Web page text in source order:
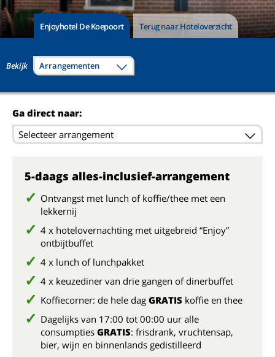
Enjoyhotel De Koepoort Terug naar Hoteloverzicht
Bekijk Arrangementen
Ga direct naar:
Selecteer arrangement
5-daags alles-inclusief-arrangement
Ontvangst met lunch of koffie/thee met een
lekkernij
4 x hotelovernachting met uitgebreid “Enjoy”
ontbijtbuffet
4 x lunch of lunchpakket
4 x keuzediner van drie gangen of dinerbuffet
Koffiecorner: de hele dag GRATIS koffie en thee
Dagelijks van 17:00 tot 00:00 uur alle
consumpties GRATIS: frisdrank, vruchtensap,
bier, wijn en binnenlands gedistilleerd